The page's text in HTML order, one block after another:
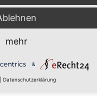
Vorname 2. Person*
mehr
&
Datenschutzerklärung